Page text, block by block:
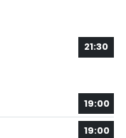
21:30
19:00
19:00